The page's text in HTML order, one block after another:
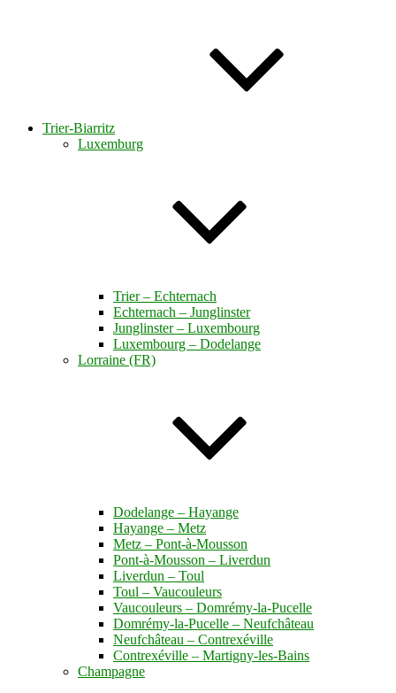
Trier-Biarritz
Luxemburg
Trier – Echternach
Echternach – Junglinster
Junglinster – Luxembourg
Luxembourg – Dodelange
Lorraine (FR)
Dodelange – Hayange
Hayange – Metz
Metz – Pont-à-Mousson
Pont-à-Mousson – Liverdun
Liverdun – Toul
Toul – Vaucouleurs
Vaucouleurs – Domrémy-la-Pucelle
Domrémy-la-Pucelle – Neufchâteau
Neufchâteau – Contrexéville
Contrexéville – Martigny-les-Bains
Champagne